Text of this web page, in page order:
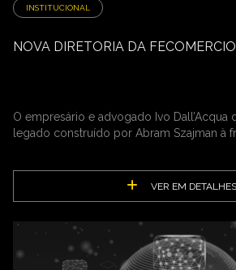
INSTITUCIONAL
NOVA DIRETORIA DA
O empresário e advogado Ivo Dall’Acqua
legado construído por Abram Szajman à
VER EM DETALHES